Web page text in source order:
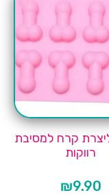
קרח למסיבת
רווקות
₪9.90